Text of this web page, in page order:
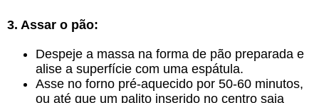
3. Assar o pão:
Despeje a massa na forma de pão preparada e
alise a superfície com uma espátula.
Asse no forno pré-aquecido por 50-60 minutos,
ou até que um palito inserido no centro saia